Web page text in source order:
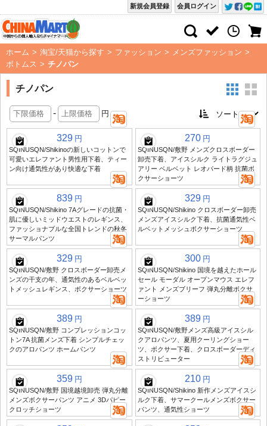
会員ログイン
新規会員登録
ホーム > 淘宝/天猫から探す > ファッション > メンズファッション >
ボトムス > チノパン
チノパン
- 円
329 円
SQINUSQN/Shikinoの新しいコットンで
可愛いエレファント男性用下着、ティー
ン向け通気性があり快適な下着
270 円
SQINUSQN/敷野 メンズクロスボーダー
卸売下着、アイスシルク ライトラグジュ
アリー ベルベット レオパード柄 抗菌ボ
クサーショーツ
839 円
SQINUSQN/Shikino 7Aグレードの抗菌・
肌に優しいミッドウエストのレギンス、
ファッショナブルな全国トレンドの秋冬
サーマルパンツ
329 円
SQINUSQN/Shikino クロスボーダー卸売
メンズアイスシルク下着、抗菌通気性ベ
ルベットメッシュボクサーショーツ
329 円
SQINUSQN/敷野 クロスボーダー卸売メ
ンズの干支の年、通気性のあるベルベッ
トメッシュレギンス、ボクサーショーツ
300 円
SQINUSQN/Shikino 国境を越えたホール
セール モーダル オープンマウス エレフ
ァント メンズブリーフ 弾丸分離ボクサ
ーショーツ
389 円
SQINUSQN/敷野 コンプレッションコッ
トン7A 抗菌メンズ下着 シンプルチェッ
クのアロパンツ ホームパンツ
389 円
SQINUSQN/敷野メンズ高級アイスシル
クアロパンツ、夏用クーリングショー
ツ、ボクサー下着、クロスボーダーディ
ストリビューター
359 円
SQINUSQN/敷野 国境越境卸売 弾丸分離
メンズボクサーパンツ アニメ 3Dパピー
クロッチショーツ
210 円
SQINUSQN/Shikino 新作メンズアイスシ
ルク下着、サマークールメンズボクサー
パンツ、通気性ショーツ